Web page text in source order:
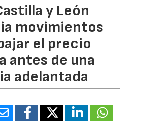
y León
movimientos
el precio
antes de una
adelantada